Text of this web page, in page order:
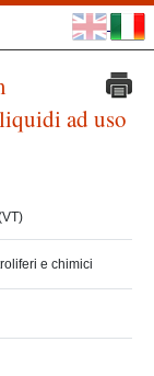
ad uso
e chimici